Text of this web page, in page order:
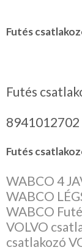
Futés
Futés
8941012702
Futés
WABCO 4
WABCO
WABCO
VOLVO
csatlakozó